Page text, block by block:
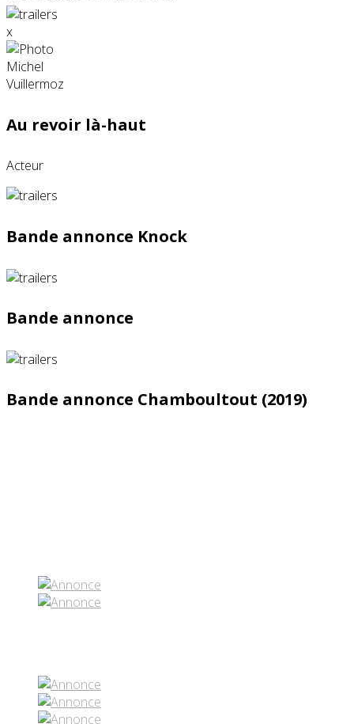
x
Au revoir là-haut
Acteur
Bande annonce Knock
Bande annonce
Bande annonce Chamboultout (2019)